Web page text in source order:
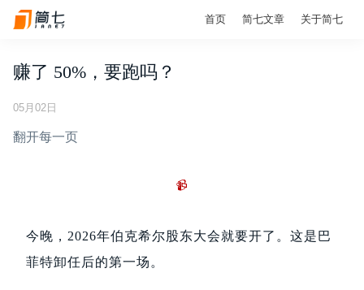
首页 简七文章 关于简七
赚了 50%，要跑吗？
05月02日
翻开每一页
📹
今晚，2026年伯克希尔股东大会就要开了。这是巴
菲特卸任后的第一场。